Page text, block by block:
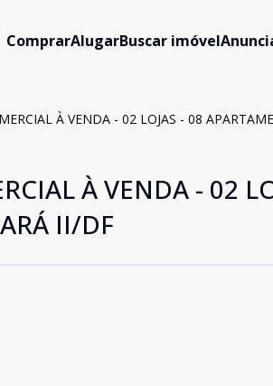
ComprarAlugarBuscar imóvel
À VENDA - 02 LOJAS - 08
À VENDA - 02
II/DF